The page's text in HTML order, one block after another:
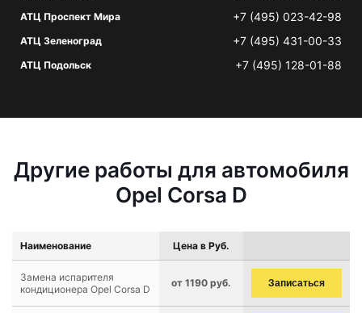
АТЦ Проспект Мира +7 (495) 023-42-98
АТЦ Зеленоград +7 (495) 431-00-33
АТЦ Подольск +7 (495) 128-01-88
Другие работы для автомобиля
Opel Corsa D
Наименование Цена в Руб.
Замена испарителя
кондиционера Opel Corsa D
от 1190 руб. Записаться